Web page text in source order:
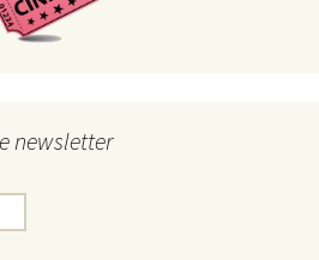
newsletter